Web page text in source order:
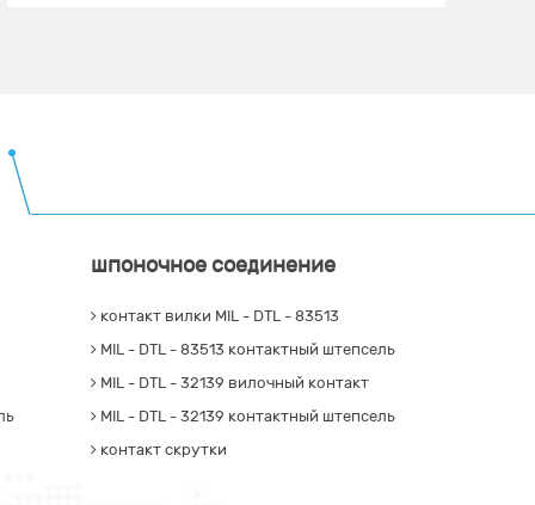
шпоночное соединение
контакт вилки MIL - DTL - 83513
MIL - DTL - 83513 контактный штепсель
MIL - DTL - 32139 вилочный контакт
MIL - DTL - 32139 контактный штепсель
контакт скрутки